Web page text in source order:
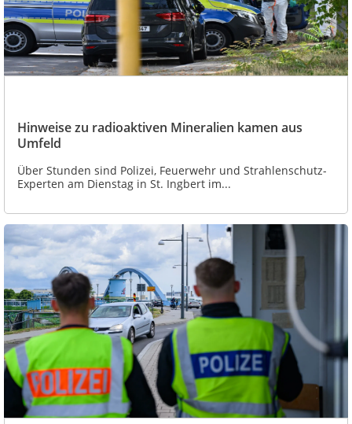
Hinweise zu radioaktiven Mineralien kamen aus
Umfeld
Über Stunden sind Polizei, Feuerwehr und Strahlenschutz-
Experten am Dienstag in St. Ingbert im...